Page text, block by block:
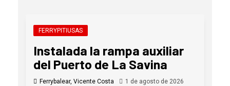
FERRYPITIUSAS
Instalada la rampa auxiliar
del Puerto de La Savina
Ferrybalear, Vicente Costa
1 de agosto de 2026